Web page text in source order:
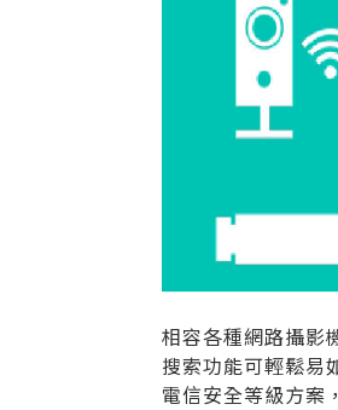
相容各種網路攝影
搜索功能可輕鬆易
電信安全等級方案